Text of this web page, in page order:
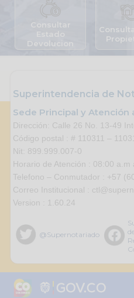
Consultar
Estado
Devolucion
Superintendencia de
Sede Principal y Atención
Dirección: Calle 26 No. 13-49
Código postal : # 110311 –
Nit: 899.999.007-0
Horario de Atención : 08:00 a.m
Telefono – Conmutador : +57
Correo Institucional :
Version : 1.60.24
@Supernotariado